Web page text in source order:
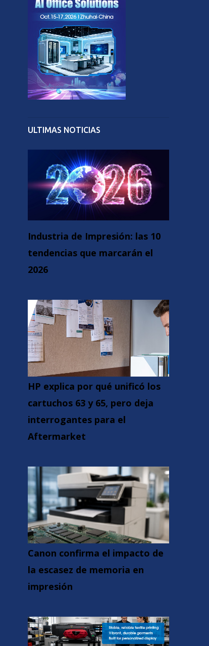
ULTIMAS NOTICIAS
Industria de Impresión: las 10
tendencias que marcarán el
2026
HP explica por qué unificó los
cartuchos 63 y 65, pero deja
interrogantes para el
Aftermarket
Canon confirma el impacto de
la escasez de memoria en
impresión